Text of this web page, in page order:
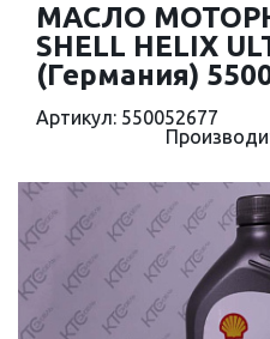
МАСЛО
SHELL HELIX
(Германия)
Артикул: 550052677